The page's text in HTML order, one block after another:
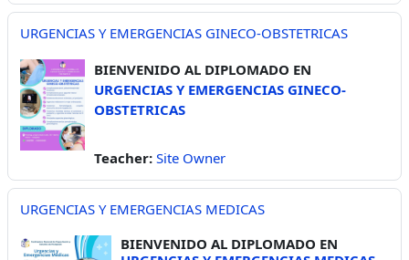
URGENCIAS Y EMERGENCIAS GINECO-OBSTETRICAS
BIENVENIDO AL DIPLOMADO EN
URGENCIAS Y EMERGENCIAS GINECO-
OBSTETRICAS
Teacher: Site Owner
URGENCIAS Y EMERGENCIAS MEDICAS
BIENVENIDO AL DIPLOMADO EN